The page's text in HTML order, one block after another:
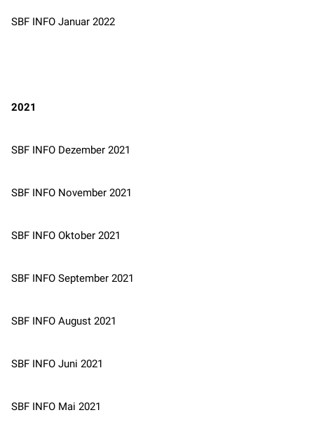
SBF INFO Januar 2022
2021
SBF INFO Dezember 2021
SBF INFO November 2021
SBF INFO Oktober 2021
SBF INFO September 2021
SBF INFO August 2021
SBF INFO Juni 2021
SBF INFO Mai 2021